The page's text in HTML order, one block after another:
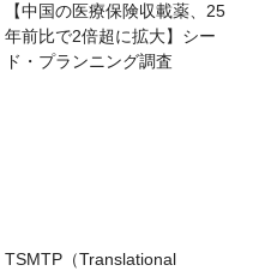
【中国の医療保険収載薬、25
年前比で2倍超に拡大】シー
ド・プランニング調査
TSMTP（Translational